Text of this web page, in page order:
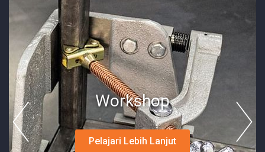
Workshop
Pelajari Lebih Lanjut